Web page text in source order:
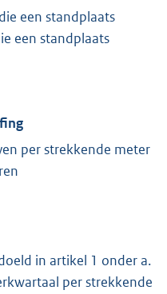
een standplaats
een standplaats
per strekkende meter
in artikel 1 onder a.
per strekkende